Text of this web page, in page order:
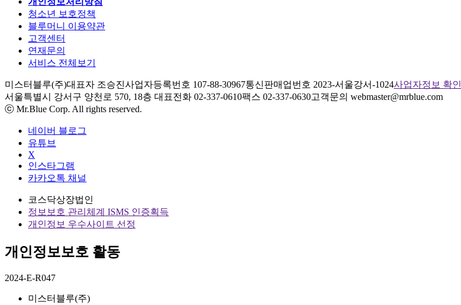
청소년 보호정책
블루머니 이용약관
고객센터
연재문의
서비스 전체보기
미스터블루(주)대표자 조승진사업자등록번호 107-88-30967통신판매업번호 2023-서울강서-1024사업자정보 확인
서울특별시 강서구 양천로 570, 18층 대표전화 02-337-0610팩스 02-337-0630고객문의 webmaster@mrblue.com
ⓒ Mr.Blue Corp. All rights reserved.
네이버 블로그
유튜브
X
인스타그램
카카오톡 채널
코스닥상장법인
정보보호 관리체계 ISMS 인증획득
개인정보 우수사이트 선정
개인정보보호 활동
2024-E-R047
미스터블루(주)